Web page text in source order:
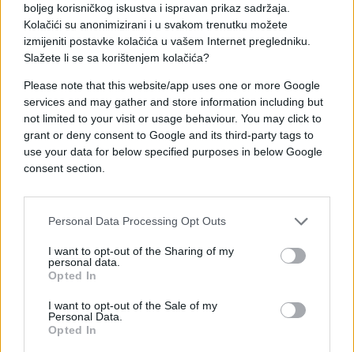
boljeg korisničkog iskustva i ispravan prikaz sadržaja.
Kolačići su anonimizirani i u svakom trenutku možete
izmijeniti postavke kolačića u vašem Internet pregledniku.
Slažete li se sa korištenjem kolačića?
Please note that this website/app uses one or more Google
services and may gather and store information including but
not limited to your visit or usage behaviour. You may click to
grant or deny consent to Google and its third-party tags to
use your data for below specified purposes in below Google
consent section.
Personal Data Processing Opt Outs
I want to opt-out of the Sharing of my
personal data.
Opted In
I want to opt-out of the Sale of my
Personal Data.
Opted In